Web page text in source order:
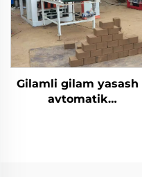
Gilamli gilam yasash
avtomatik